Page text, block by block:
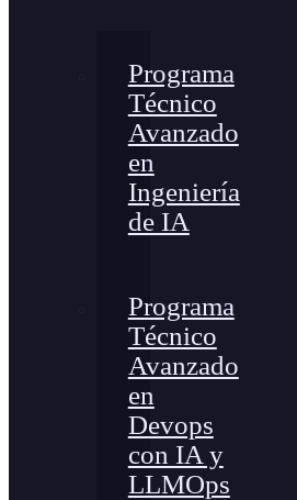
Programa
Técnico
Avanzado
en
Ingeniería
de IA
Programa
Técnico
Avanzado
en
Devops
con IA y
LLMOps